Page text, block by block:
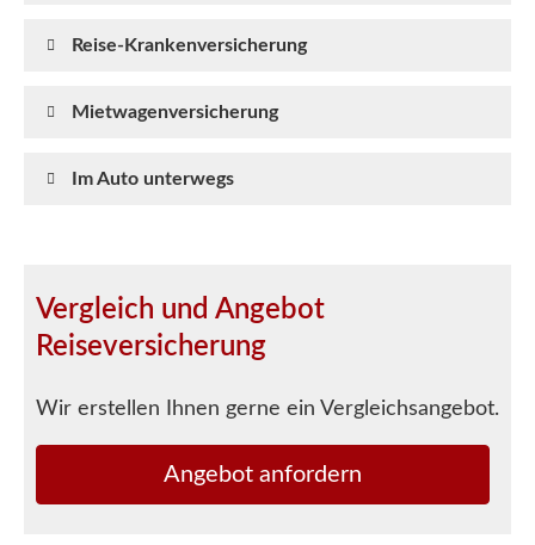
Reise-Kranken­ver­si­che­rung
Mietwagenversicherung
Im Auto unterwegs
Vergleich und Angebot
Reiseversicherung
Wir erstellen Ihnen gerne ein Vergleichsangebot.
An­ge­bot an­for­dern